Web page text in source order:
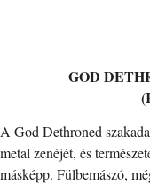
GOD
A God Dethroned
metal zenéjét, és
másképp. Fülbemászó,